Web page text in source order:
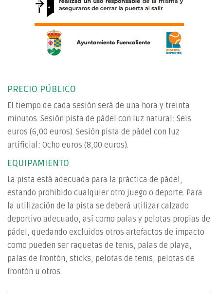
PRECIO PÚBLICO
El tiempo de cada sesión será de una hora y treinta
minutos. Sesión pista de pádel con luz natural: Seis
euros (6,00 euros). Sesión pista de pádel con luz
artificial: Ocho euros (8,00 euros).
EQUIPAMIENTO
La pista está adecuada para la práctica de pádel,
estando prohibido cualquier otro juego o deporte. Para
la utilización de la pista se deberá utilizar calzado
deportivo adecuado, así como palas y pelotas propias de
pádel, quedando excluidos otros artefactos de impacto
como pueden ser raquetas de tenis, palas de playa,
palas de frontón, sticks, pelotas de tenis, pelotas de
frontón u otros.